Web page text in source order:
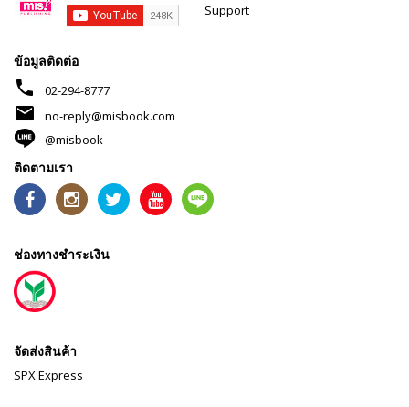
Support
ข้อมูลติดต่อ
phone 02-294-8777
mail
no-reply@misbook.com
@misbook
ติดตามเรา
ช่องทางชำระเงิน
จัดส่งสินค้า
SPX Express